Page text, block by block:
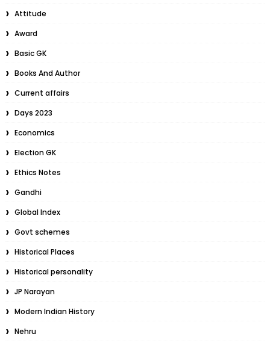
Attitude
Award
Basic GK
Books And Author
Current affairs
Days 2023
Economics
Election GK
Ethics Notes
Gandhi
Global Index
Govt schemes
Historical Places
Historical personality
JP Narayan
Modern Indian History
Nehru